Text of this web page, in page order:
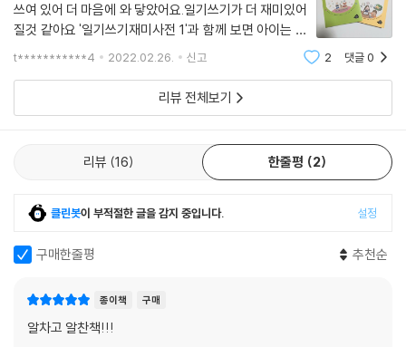
쓰여 있어 더 마음에 와 닿았어요.일기쓰기가 더 재미있어
질것 같아요 '일기쓰기재미사전 1'과 함께 보면 아이는 재
미있고 엄마는 완벽한 일기쓰기가 될것같아요 ~이 책으
너무너무 좋은책 써 주셔서 감사합니다^^
t***********4 2022.02.26. 신고 2 댓글0
리뷰 전체보기
리뷰 16 한줄평 2
클린봇이 부적절한 글을 감지 중입니다. 설정
구매한줄평 추천순
종이책 구매
알차고 알찬책!!!